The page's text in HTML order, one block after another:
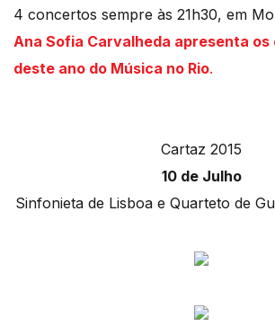
4 concertos sempre às 21h30, em
Ana Sofia Carvalheda apresenta os
deste ano do Música no Rio.
Cartaz 2015
10 de Julho
Sinfonieta de Lisboa e Quarteto de